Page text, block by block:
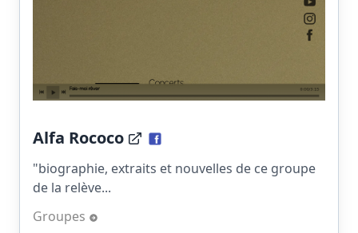
Alfa Rococo
"biographie, extraits et nouvelles de ce groupe
de la relève...
Groupes